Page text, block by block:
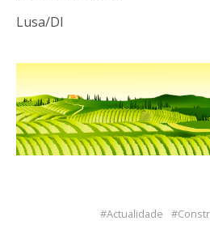
Lusa/DI
Actualidade